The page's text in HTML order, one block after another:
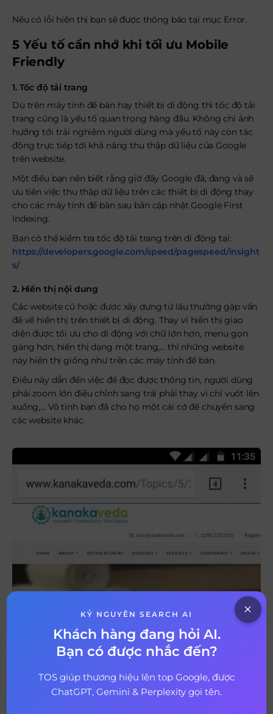
Nếu có lỗi hiển thị bạn sẽ được thông báo tại mục Error.
5 Yếu tố cần nhớ khi tối ưu Mobile
Friendly
1. Tốc độ tải trang
Dù trên máy tính để bàn hay thiết bị di động thì tốc độ tải
trang cũng là yếu tố quan trọng hàng đầu. Không chỉ ảnh
hưởng tới trải nghiệm người dùng mà yếu tố này còn tác
động trực tiếp tới khả năng thu thập dữ liệu của Google
trên website.
Một điều bạn nên biết rằng giờ đây Google đã, đang và sẽ
ưu tiên việc thu thập dữ liệu trên các thiết bị di động thay
cho các máy tính để bàn sau bản cập nhật Google First
Indexing.
Bạn có thể kiểm tra tốc độ tải trang trên di động tại:
https://developers.google.com/speed/pagespeed/insight
s/
2. Hiển thị nội dung
Các website cũ hoặc được xây dựng từ lâu thường gặp vấn
đề về hiển thị trên thiết bị di động. Thay vì hiển thị giao
diện được tối ưu cho di động với chữ lớn hơn, menu gọn
gàng hơn, hiển thị dạng một trang,… thì những website
này hiển thị giống như trên các máy tính để bàn.
Điều này dẫn đến việc để đọc được thông tin, người dùng
phải zoom lớn điều chỉnh sang trái phải thay vì chỉ vuốt lên
xuống,… Vô tình bạn đã cho họ một cái cớ để chuyển sang
các website khác.
KỶ NGUYÊN SEARCH AI
Khách hàng đang hỏi AI.
Bạn có được nhắc đến?
TOS giúp thương hiệu lên top Google, được
ChatGPT, Gemini & Perplexity gọi tên.